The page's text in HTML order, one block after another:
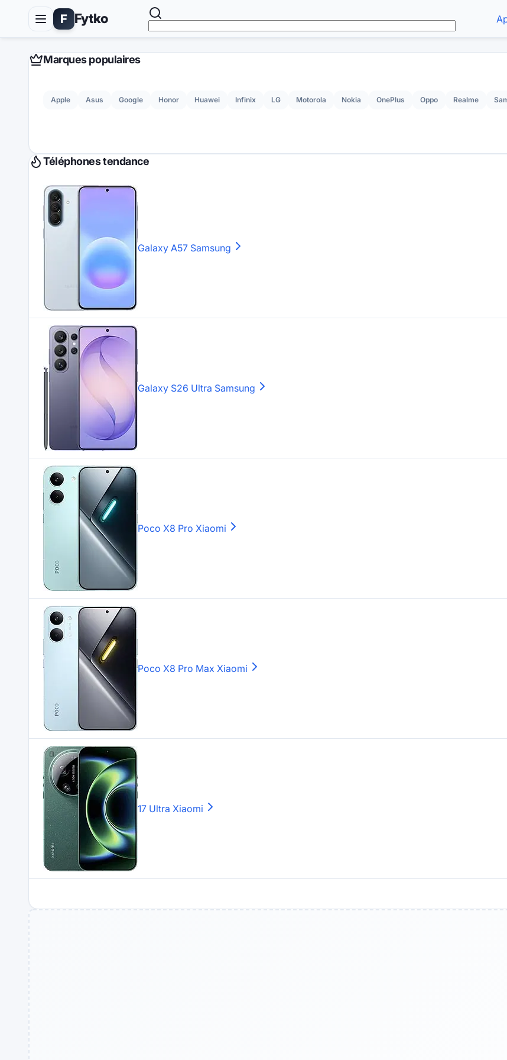
F Fytko
Marques populaires
Apple Asus Google Honor Huawei Infinix LG Motorola Nokia OnePlus Oppo Realme
Téléphones tendance
Galaxy A57 Samsung
Galaxy S26 Ultra Samsung
Poco X8 Pro Xiaomi
Poco X8 Pro Max Xiaomi
17 Ultra Xiaomi